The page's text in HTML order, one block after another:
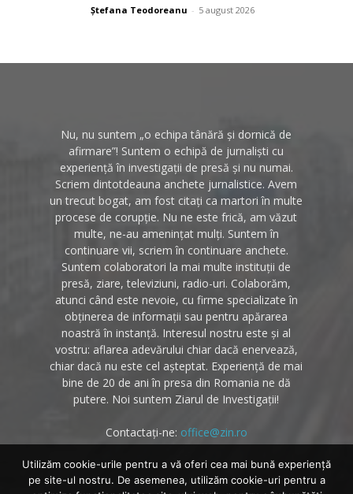
Ștefana Teodoreanu - 5 august 2026
Nu, nu suntem „o echipa tânără și dornică de
afirmare”! Suntem o echipă de jurnaliști cu
experiență în investigații de presă și nu numai.
Scriem dintotdeauna anchete jurnalistice. Avem
un trecut bogat, am fost citați ca martori în multe
procese de corupție. Nu ne este frică, am văzut
multe, ne-au amenințat mulți. Suntem în
continuare vii, scriem în continuare anchete.
Suntem colaboratori la mai multe instituții de
presă, ziare, televiziuni, radio-uri. Colaborăm,
atunci când este nevoie, cu firme specializate în
obținerea de informații sau pentru apărarea
noastră în instanță. Interesul nostru este și al
vostru: aflarea adevărului chiar dacă enervează,
chiar dacă nu este cel așteptat. Experiență de mai
bine de 20 de ani în presa din Romania ne dă
putere. Noi suntem Ziarul de Investigații!
Contactați-ne: office@zin.ro
Utilizăm cookie-urile pentru a vă oferi cea mai bună experiență
pe site-ul nostru. De asemenea, utilizăm cookie-uri pentru a